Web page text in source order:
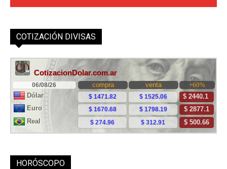
COTIZACIÓN DIVISAS
HORÓSCOPO